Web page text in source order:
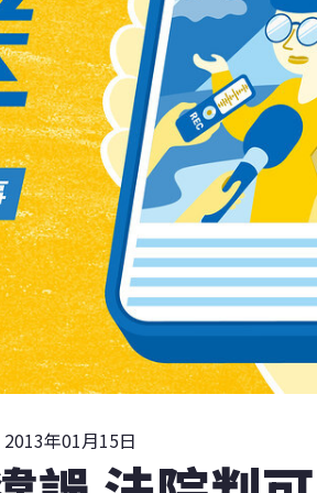
2013年01月15日